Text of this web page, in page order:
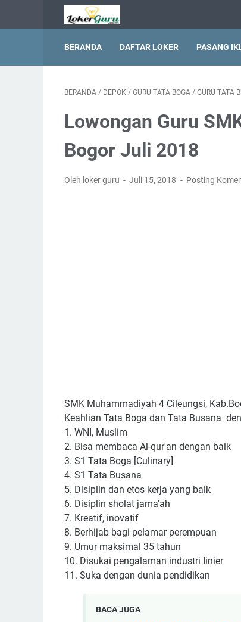
BERANDA DAFTAR LOKER PASANG
BERANDA / DEPOK / GURU TATA BOGA / GURU TATA
Lowongan Guru
Bogor Juli 2018
Oleh loker guru Juli 15, 2018 Posting
SMK Muhammadiyah 4 Cileungsi,
Keahlian Tata Boga dan Tata Busana
1. WNI, Muslim
2. Bisa membaca Al-qur'an dengan baik
3. S1 Tata Boga [Culinary]
4. S1 Tata Busana
5. Disiplin dan etos kerja yang baik
6. Disiplin sholat jama'ah
7. Kreatif, inovatif
8. Berhijab bagi pelamar perempuan
9. Umur maksimal 35 tahun
10. Disukai pengalaman industri Iinier
11. Suka dengan dunia pendidikan
BACA JUGA